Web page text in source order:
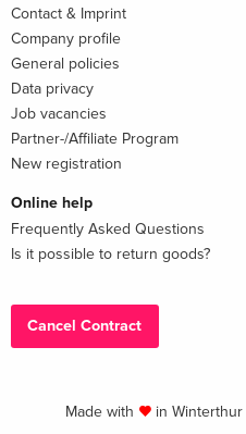
Contact & Imprint
Company profile
General policies
Data privacy
Job vacancies
Partner-/Affiliate Program
New registration
Online help
Frequently Asked Questions
Is it possible to return goods?
Cancel Contract
Made with in